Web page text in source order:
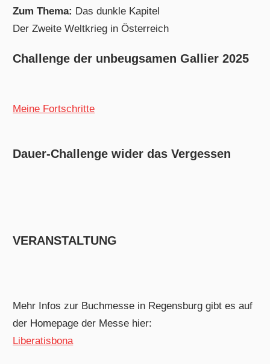
Zum Thema: Das dunkle Kapitel
Der Zweite Weltkrieg in Österreich
Challenge der unbeugsamen Gallier 2025
Meine Fortschritte
Dauer-Challenge wider das Vergessen
VERANSTALTUNG
Mehr Infos zur Buchmesse in Regensburg gibt es auf
der Homepage der Messe hier:
Liberatisbona